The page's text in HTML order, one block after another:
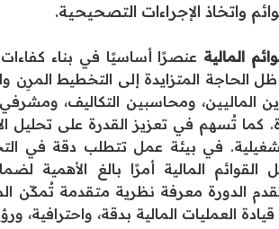
واتخاذ الإجراءات التصحيحية.
المالية عنصرًا أساسيًا في بناء كفاءات
المتزايدة إلى التخطيط المرِن
الماليين، ومحاسبين التكاليف، ومشرفي
كما تُسهم في تعزيز القدرة على تحليل
في بيئة عمل تتطلب دقة في
القوائم المالية أمرًا بالغ الأهمية
الدورة معرفة نظرية متقدمة تُمكّن
العمليات المالية بدقة، واحترافية،